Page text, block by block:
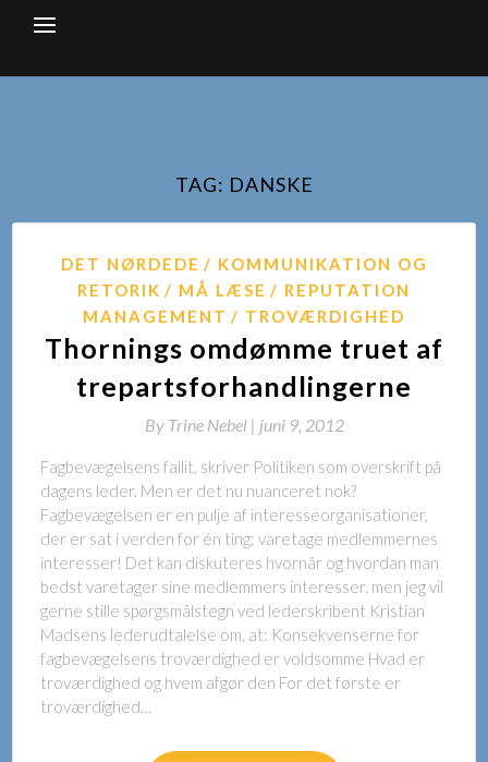
TAG: DANSKE
DET NØRDEDE
KOMMUNIKATION OG
RETORIK
MÅ LÆSE
REPUTATION
MANAGEMENT
TROVÆRDIGHED
Thornings omdømme truet af
trepartsforhandlingerne
By Trine Nebel | juni 9, 2012
Fagbevægelsens fallit, skriver Politiken som overskrift på
dagens leder. Men er det nu nuanceret nok?
Fagbevægelsen er en pulje af interesseorganisationer,
der er sat i verden for én ting; varetage medlemmernes
interesser! Det kan diskuteres hvornår og hvordan man
bedst varetager sine medlemmers interesser, men jeg vil
gerne stille spørgsmålstegn ved lederskribent Kristian
Madsens lederudtalelse om, at: Konsekvenserne for
fagbevægelsens troværdighed er voldsomme Hvad er
troværdighed og hvem afgør den For det første er
troværdighed…